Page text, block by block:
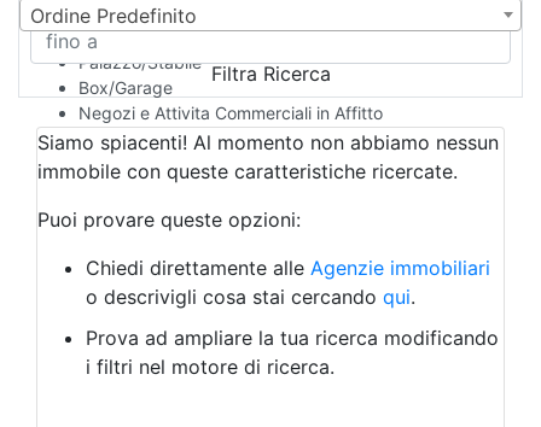
Camera d'Albergo
Multiproprietà
Palazzo/Stabile
Box/Garage
Negozi e Attivita Commerciali in Affitto
Qualsiasi
Attività/Licenza Commerciale
Azienda Agricola
Bar/Ristorante
Albergo
Laboratorio Artigianale
Negozio/locale commerciale
Agriturismo
Magazzini
Ordine Predefinito
Filtra Ricerca
Siamo spiacenti! Al momento non abbiamo nessun
immobile con queste caratteristiche ricercate.
Puoi provare queste opzioni:
Chiedi direttamente alle Agenzie immobiliari
o descrivigli cosa stai cercando qui.
Prova ad ampliare la tua ricerca modificando
i filtri nel motore di ricerca.